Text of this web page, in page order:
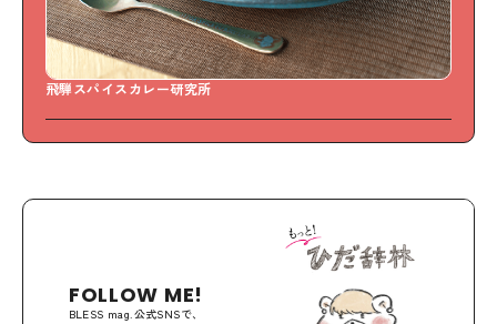
飛騨スパイスカレー研究所
FOLLOW ME!
BLESS mag.公式SNSで、